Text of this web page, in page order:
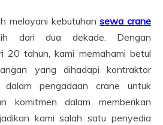
melayani kebutuhansewa crane
dari dua dekade. Dengan
20 tahun, kami memahami betul
yang dihadapi kontraktor
dalam pengadaan crane untuk
komitmen dalam memberikan
kami salah satu penyedia